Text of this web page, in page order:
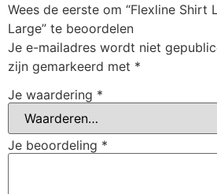
Wees de eerste om “Flexline Shirt
Large” te beoordelen
Je e-mailadres wordt niet
zijn gemarkeerd met *
Je waardering *
Je beoordeling *